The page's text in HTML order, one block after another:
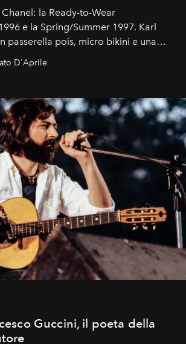
la Ready-to-Wear
e la Spring/Summer 1997. Karl
passerella pois, micro bikini e una
per la spiaggia
una dietro l'altra. Trent'anni dopo,
più contemporanei che abbiamo.
D'Aprile
Guccini, il poeta della